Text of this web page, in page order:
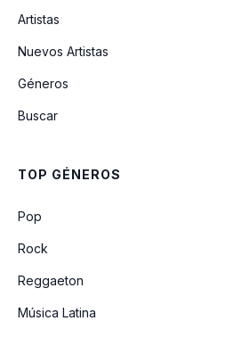
Artistas
Nuevos Artistas
Géneros
Buscar
TOP GÉNEROS
Pop
Rock
Reggaeton
Música Latina